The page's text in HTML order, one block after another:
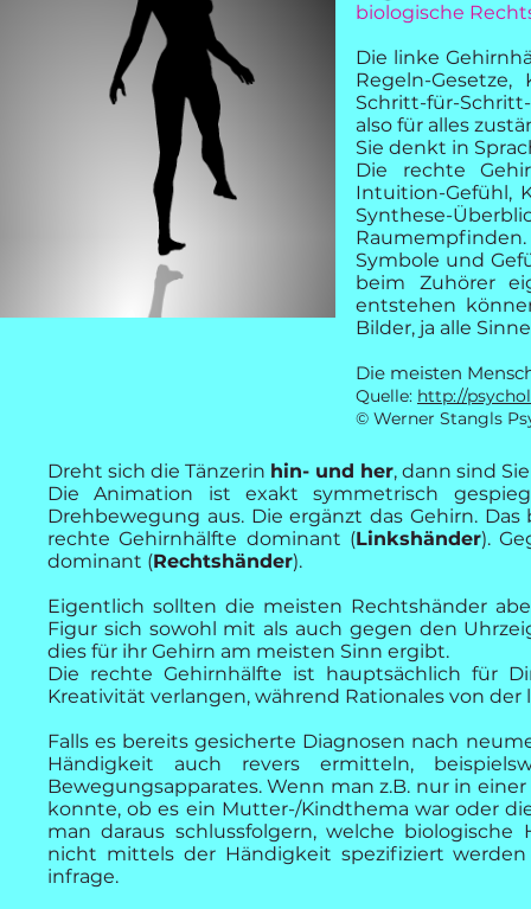
biologische
Die linke
Regeln-
Schritt-für-
also für alles
Sie denkt in
Die rechte
Intuition-Gefühl,
Synthese-
Raumempfinden.
Symbole und
beim Zuhörer
entstehen
Bilder, ja alle
Die meisten
Quelle: http://
© Werner Stangls
Dreht sich die Tänzerin hin- und her, dann sind
Die Animation ist exakt symmetrisch
Drehbewegung aus. Die ergänzt das Gehirn.
rechte Gehirnhälfte dominant (Linkshänder).
dominant (Rechtshänder).
Eigentlich sollten die meisten Rechtshänder
Figur sich sowohl mit als auch gegen den
dies für ihr Gehirn am meisten Sinn ergibt.
Die rechte Gehirnhälfte ist hauptsächlich für
Kreativität verlangen, während Rationales von
Falls es bereits gesicherte Diagnosen nach
Händigkeit auch revers ermitteln,
Bewegungsapparates. Wenn man z.B. nur in
konnte, ob es ein Mutter-/Kindthema war oder
man daraus schlussfolgern, welche
nicht mittels der Händigkeit spezifiziert
infrage.